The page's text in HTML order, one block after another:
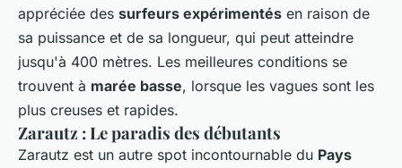
appréciée des surfeurs expérimentés en raison de
sa puissance et de sa longueur, qui peut atteindre
jusqu'à 400 mètres. Les meilleures conditions se
trouvent à marée basse, lorsque les vagues sont les
plus creuses et rapides.
Zarautz : Le paradis des débutants
Zarautz est un autre spot incontournable du Pays